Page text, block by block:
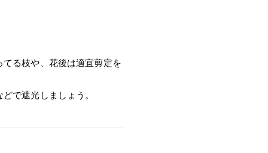
る枝や、花後は適宜剪定を
で遮光しましょう。